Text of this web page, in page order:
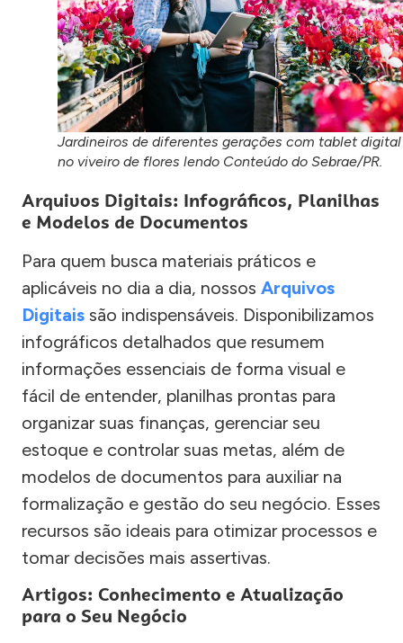
Jardineiros de diferentes gerações com tablet digital
no viveiro de flores lendo Conteúdo do Sebrae/PR.
Arquivos Digitais: Infográficos, Planilhas
e Modelos de Documentos
Para quem busca materiais práticos e
aplicáveis no dia a dia, nossos Arquivos
Digitais são indispensáveis. Disponibilizamos
infográficos detalhados que resumem
informações essenciais de forma visual e
fácil de entender, planilhas prontas para
organizar suas finanças, gerenciar seu
estoque e controlar suas metas, além de
modelos de documentos para auxiliar na
formalização e gestão do seu negócio. Esses
recursos são ideais para otimizar processos e
tomar decisões mais assertivas.
Artigos: Conhecimento e Atualização
para o Seu Negócio